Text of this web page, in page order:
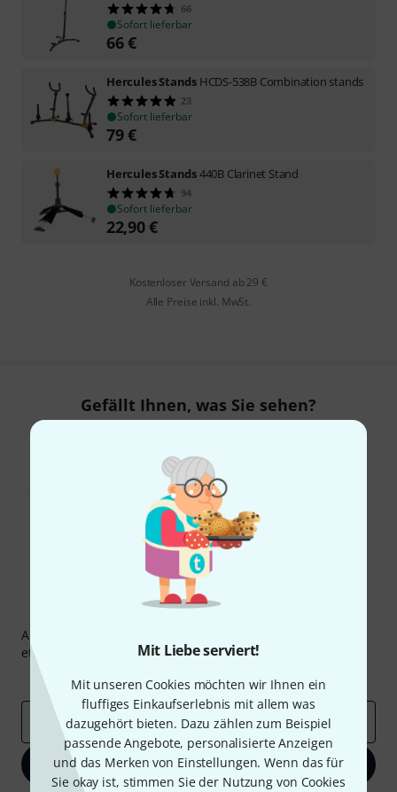
Mit Liebe serviert!
Mit unseren Cookies möchten wir Ihnen ein
fluffiges Einkaufserlebnis mit allem was
dazugehört bieten. Dazu zählen zum Beispiel
passende Angebote, personalisierte Anzeigen
und das Merken von Einstellungen. Wenn das für
Sie okay ist, stimmen Sie der Nutzung von Cookies
66
Sofort lieferbar
66€
Hercules Stands HCDS-538B Combination stands
23
Sofort lieferbar
79€
Hercules Stands440B Clarinet Stand
94
Sofort lieferbar
22,90€
Kostenloser Versand ab 29 €
Alle Preise inkl. MwSt.
Gefällt Ihnen, was Sie sehen?
Thomann Newsletter
Abonniere den Thomann Newsletter und gewinne mit
etwas Glück einen von50 Gutscheinenüber jeweils
Inspirierende Beiträge
Deals Thomann Insights
E-Mail-Adresse*
Jetzt anmelden